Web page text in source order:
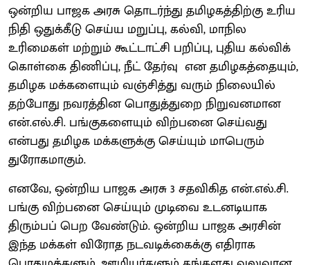
ஒன்றிய பாஜக அரசு தொடர்ந்து தமிழகத்திற்கு உரிய
நிதி ஒதுக்கீடு செய்ய மறுப்பு, கல்வி, மாநில
உரிமைகள் மற்றும் கூட்டாட்சி பறிப்பு, புதிய கல்விக்
கொள்கை திணிப்பு, நீட் தேர்வு என தமிழகத்தையும்,
தமிழக மக்களையும் வஞ்சித்து வரும் நிலையில்
தற்போது நவரத்தின பொதுத்துறை நிறுவனமான
என்.எல்.சி. பங்குகளையும் விற்பனை செய்வது
என்பது தமிழக மக்களுக்கு செய்யும் மாபெரும்
துரோகமாகும்.
எனவே, ஒன்றிய பாஜக அரசு 3 சதவிகித என்.எல்.சி.
பங்கு விற்பனை செய்யும் முடிவை உடனடியாக
திரும்பப் பெற வேண்டும். ஒன்றிய பாஜக அரசின்
இந்த மக்கள் விரோத நடவடிக்கைக்கு எதிராக